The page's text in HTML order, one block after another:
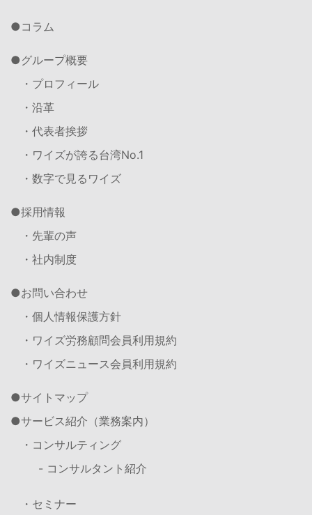
コラム
グループ概要
・プロフィール
・沿革
・代表者挨拶
・ワイズが誇る台湾No.1
・数字で見るワイズ
採用情報
・先輩の声
・社内制度
お問い合わせ
・個人情報保護方針
・ワイズ労務顧問会員利用規約
・ワイズニュース会員利用規約
サイトマップ
サービス紹介（業務案内）
・コンサルティング
- コンサルタント紹介
・セミナー